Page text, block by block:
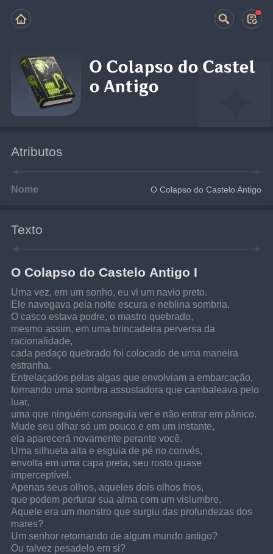
O Colapso do Castel
o Antigo
Atributos
Nome O Colapso do Castelo Antigo
Texto
O Colapso do Castelo Antigo I
Uma vez, em um sonho, eu vi um navio preto.
Ele navegava pela noite escura e neblina sombria.
O casco estava podre, o mastro quebrado,
mesmo assim, em uma brincadeira perversa da
racionalidade,
cada pedaço quebrado foi colocado de uma maneira
estranha.
Entrelaçados pelas algas que envolviam a embarcação,
formando uma sombra assustadora que cambaleava pelo
luar,
uma que ninguém conseguia ver e não entrar em pânico.
Mude seu olhar só um pouco e em um instante,
ela aparecerá novamente perante você.
Uma silhueta alta e esguia de pé no convés,
envolta em uma capa preta, seu rosto quase
imperceptível.
Apenas seus olhos, aqueles dois olhos frios,
que podem perfurar sua alma com um vislumbre.
Aquele era um monstro que surgiu das profundezas dos
mares?
Um senhor retornando de algum mundo antigo?
Ou talvez pesadelo em si?